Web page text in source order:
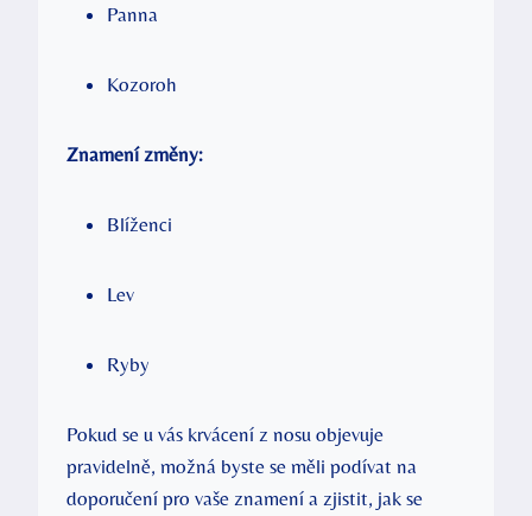
Panna
Kozoroh
Znamení změny:
Blíženci
Lev
Ryby
Pokud se u vás krvácení z nosu objevuje
pravidelně, možná byste se měli podívat na
doporučení pro vaše znamení a zjistit, jak se